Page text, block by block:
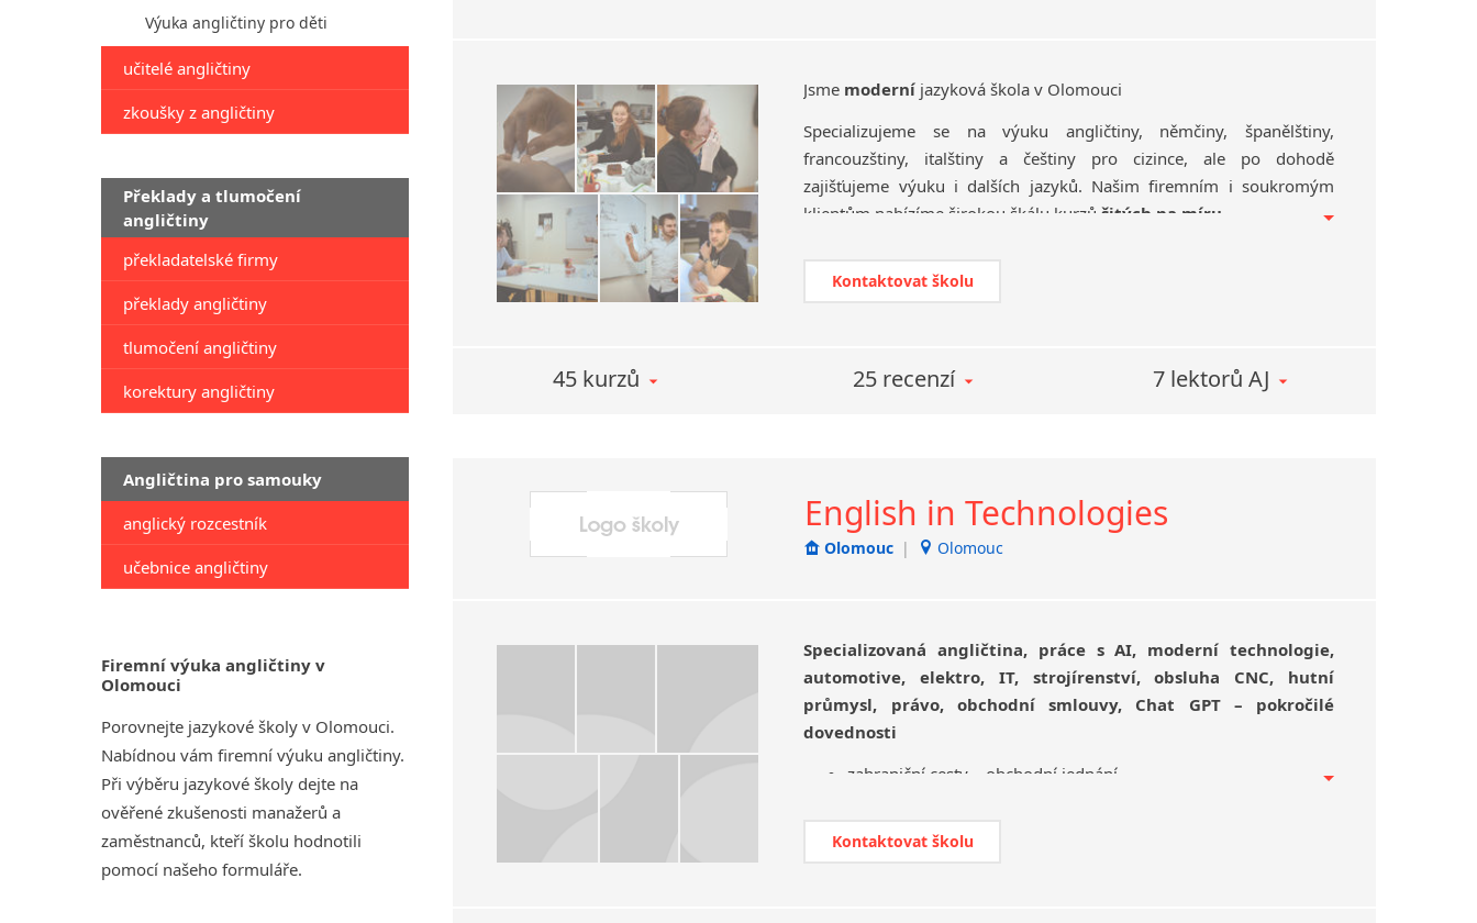
Výuka angličtiny pro děti
učitelé angličtiny
zkoušky z angličtiny
Překlady a tlumočení
angličtiny
překladatelské firmy
překlady angličtiny
tlumočení angličtiny
korektury angličtiny
Angličtina pro samouky
anglický rozcestník
učebnice angličtiny
Firemní výuka angličtiny v
Olomouci
Porovnejte jazykové školy v Olomouci.
Nabídnou vám firemní výuku angličtiny.
Při výběru jazykové školy dejte na
ověřené zkušenosti manažerů a
zaměstnanců, kteří školu hodnotili
pomocí našeho formuláře.
Sedlčany
Tišnov
Vysoká nad Labem
Jsme moderní jazyková škola v Olomouci
Specializujeme se na výuku angličtiny, němčiny, španělštiny,
francouzštiny, italštiny a češtiny pro cizince, ale po dohodě
zajišťujeme výuku i dalších jazyků. Našim firemním i soukromým
klientům nabízíme širokou škálu kurzůšitých na míru
i v individuálním přístupu, neboť respektujeme
o kvalitách lektorů a zhodnotit, jestli je pro ně naše spolupráce
perspektivní. Veřejnost může za stejným účelem zdarma navštívit
Kontaktovat školu
45 kurzů 25 recenzí 7 lektorů AJ
English in Technologies
Olomouc | Olomouc
Specializovaná angličtina, práce s AI, moderní technologie,
automotive, elektro, IT, strojírenství, obsluha CNC, hutní
průmysl, právo, obchodní smlouvy, Chat GPT – pokročilé
dovednosti
zahraniční cesty – obchodní jednání
práce v zahraničí s angličtinou potřebnou ve výrobě, službách,
Kontaktovat školu